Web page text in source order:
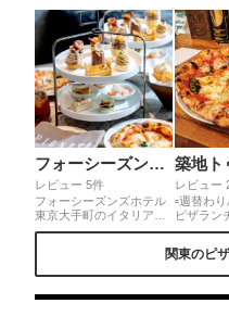
内もお料
す♡サン
見えるテ
て、ぜひ
フォーシーズンズホテル東京大手町 PIGNETO
レビュー 5件
フォーシーズンズホテル
東京大手町のイタリアン
レストランPIGNETOの
満点のアフタヌーンティ
レビュー
▫週替わ
ピザラン
節野菜の
いてたけ
惜しみな
関東のピ